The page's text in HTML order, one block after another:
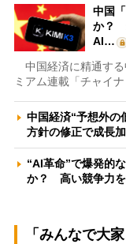
中国
か？
AI…
中国経済に精通する
ミアム連載「チャイ
中国経済“予想外
方針の修正で成長
“AI革命”で爆発的
か？ 高い競争力
「みんなで大